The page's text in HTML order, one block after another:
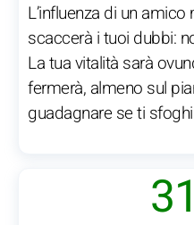
L’influenza di un
scaccerà i tuoi dubbi:
La tua vitalità sarà
fermerà, almeno sul
guadagnare se ti
31